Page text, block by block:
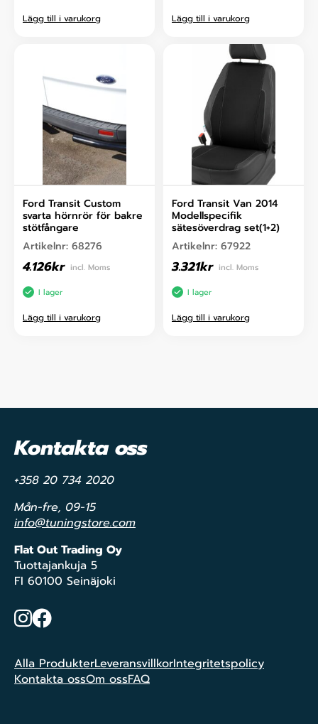
Lägg till i varukorg Lägg till i varukorg
Ford Transit Custom
svarta hörnrör för bakre
stötfångare
Artikelnr: 68276
4.126kr incl. Moms
I lager
Lägg till i varukorg
Ford Transit Van 2014
Modellspecifik
sätesöverdrag set(1+2)
Artikelnr: 67922
3.321kr incl. Moms
I lager
Lägg till i varukorg
Kontakta oss
+358 20 734 2020
Mån-fre, 09-15
info@tuningstore.com
Flat Out Trading Oy
Tuottajankuja 5
FI 60100 Seinäjoki
Instagram
Facebook
Alla ProdukterLeveransvillkorIntegritetspolicy
Kontakta ossOm ossFAQ